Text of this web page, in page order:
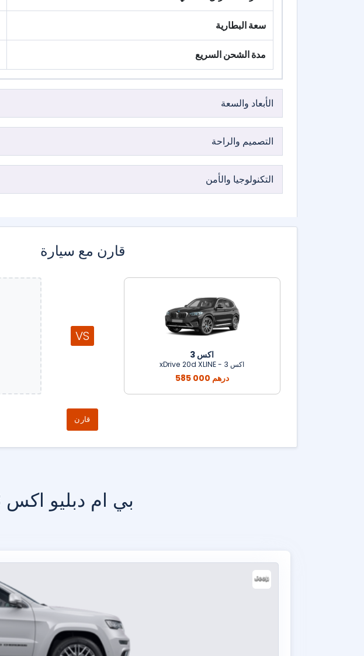
سعة البطارية
مدة الشحن السريع
الأبعاد والسعة
التصميم والراحة
التكنولوجيا والأمن
قارن مع سيارة
اكس 3
اكس 3 - xDrive 20d XLINE
585 000 درهم
VS
قارن
بي ام دبليو اكس 3 المغرب - نماذج مماثلة